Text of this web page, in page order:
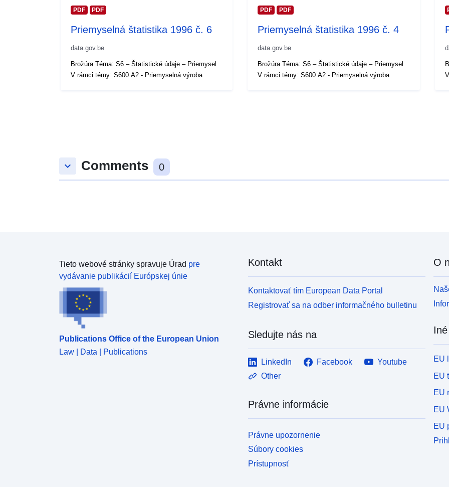
PDF PDF
Priemyselná štatistika 1996 č. 6
data.gov.be
Brožúra Téma: S6 – Štatistické údaje – Priemysel
V rámci témy: S600.A2 - Priemyselná výroba
PDF PDF
Priemyselná štatistika 1996 č. 4
data.gov.be
Brožúra Téma: S6 – Štatistické údaje – Priemysel
V rámci témy: S600.A2 - Priemyselná výroba
keyboard_arrow_down Comments 0
Tieto webové stránky spravuje Úrad pre
vydávanie publikácií Európskej únie
Publications Office of the European Union
Law | Data | Publications
Kontakt
Kontaktovať tím European Data Portal
Registrovať sa na odber informačného bulletinu
Sledujte nás na
LinkedIn Facebook
Youtube
Other
Právne informácie
Právne upozornenie
Súbory cookies
Prístupnosť
O
EU
EU
EU
EU
EU